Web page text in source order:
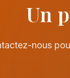
Un
nous